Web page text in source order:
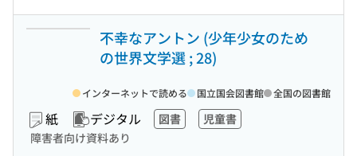
不幸なアントン (少年少女のため
の世界文学選 ; 28)
紙 デジタル 図書
児童書
障害者向け資料あり
インターネットで読める 国立国会図書館 全国の図書館